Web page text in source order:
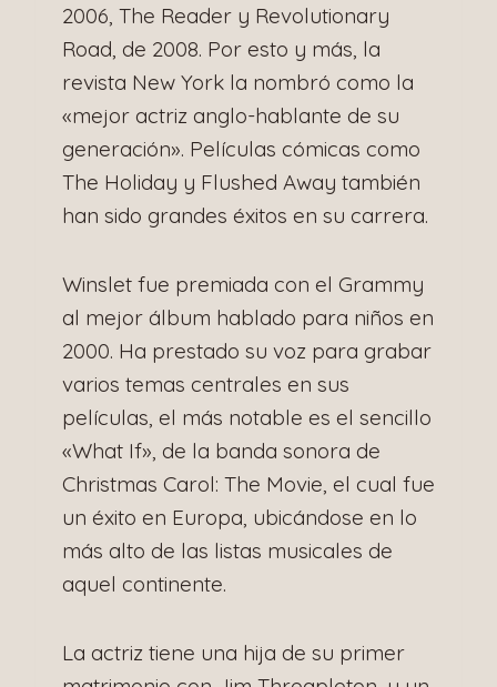
2006, The Reader y Revolutionary
Road, de 2008. Por esto y más, la
revista New York la nombró como la
«mejor actriz anglo-hablante de su
generación». Películas cómicas como
The Holiday y Flushed Away también
han sido grandes éxitos en su carrera.
Winslet fue premiada con el Grammy
al mejor álbum hablado para niños en
2000. Ha prestado su voz para grabar
varios temas centrales en sus
películas, el más notable es el sencillo
«What If», de la banda sonora de
Christmas Carol: The Movie, el cual fue
un éxito en Europa, ubicándose en lo
más alto de las listas musicales de
aquel continente.
La actriz tiene una hija de su primer